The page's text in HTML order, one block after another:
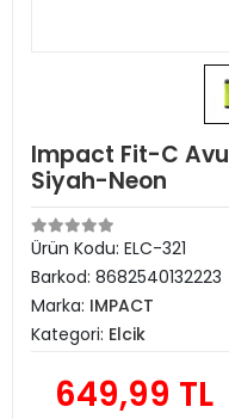
Impact Fit-C
Siyah-Neon
Ürün Kodu: ELC-321
Barkod: 8682540132223
Marka: IMPACT
Kategori: Elcik
649,99 TL